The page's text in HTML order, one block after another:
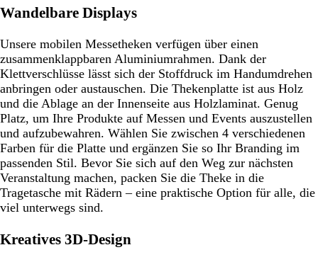
Wandelbare Displays
Unsere mobilen Messetheken verfügen über einen
zusammenklappbaren Aluminiumrahmen. Dank der
Klettverschlüsse lässt sich der Stoffdruck im Handumdrehen
anbringen oder austauschen. Die Thekenplatte ist aus Holz
und die Ablage an der Innenseite aus Holzlaminat. Genug
Platz, um Ihre Produkte auf Messen und Events auszustellen
und aufzubewahren. Wählen Sie zwischen 4 verschiedenen
Farben für die Platte und ergänzen Sie so Ihr Branding im
passenden Stil. Bevor Sie sich auf den Weg zur nächsten
Veranstaltung machen, packen Sie die Theke in die
Tragetasche mit Rädern – eine praktische Option für alle, die
viel unterwegs sind.
Kreatives 3D-Design